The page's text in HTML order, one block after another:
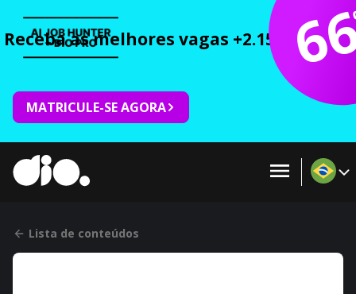
Receba as melhores vagas +2.150 cursos
MATRICULE-SE AGORA
Lista de conteúdos